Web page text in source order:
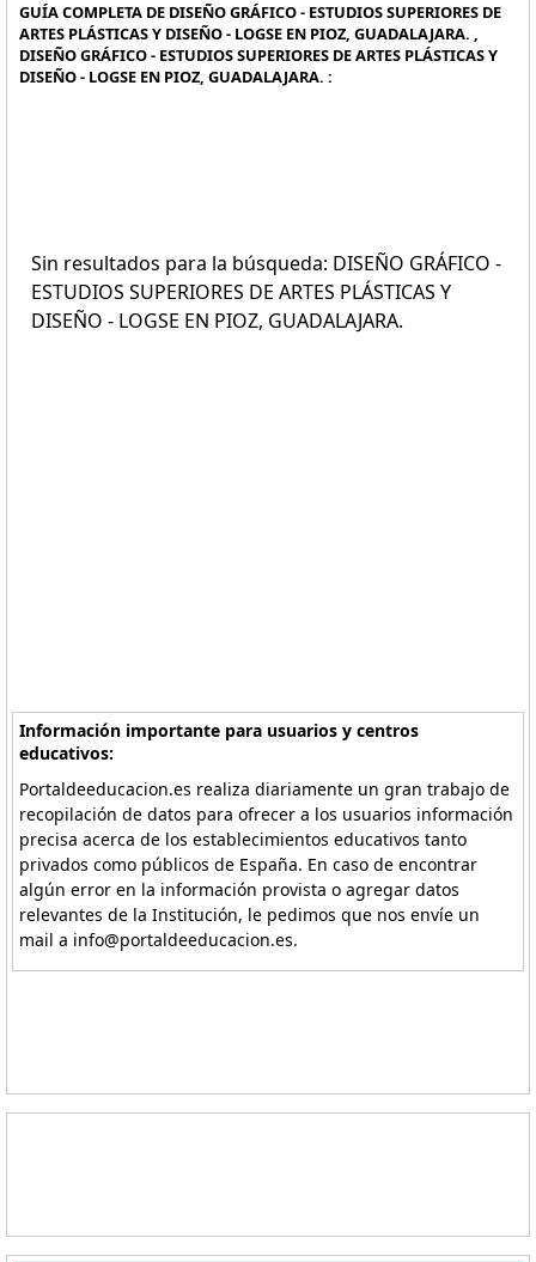
GUÍA COMPLETA DE DISEÑO GRÁFICO - ESTUDIOS SUPERIORES DE
ARTES PLÁSTICAS Y DISEÑO - LOGSE EN PIOZ, GUADALAJARA. ,
DISEÑO GRÁFICO - ESTUDIOS SUPERIORES DE ARTES PLÁSTICAS Y
DISEÑO - LOGSE EN PIOZ, GUADALAJARA. :
Sin resultados para la búsqueda: DISEÑO GRÁFICO -
ESTUDIOS SUPERIORES DE ARTES PLÁSTICAS Y
DISEÑO - LOGSE EN PIOZ, GUADALAJARA.
Información importante para usuarios y centros
educativos:
Portaldeeducacion.es realiza diariamente un gran trabajo de
recopilación de datos para ofrecer a los usuarios información
precisa acerca de los establecimientos educativos tanto
privados como públicos de España. En caso de encontrar
algún error en la información provista o agregar datos
relevantes de la Institución, le pedimos que nos envíe un
mail a info@portaldeeducacion.es.